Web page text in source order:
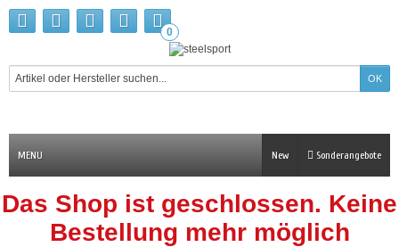
0
MENU Sonderangebote
New
Das Shop ist geschlossen. Keine
Bestellung mehr möglich